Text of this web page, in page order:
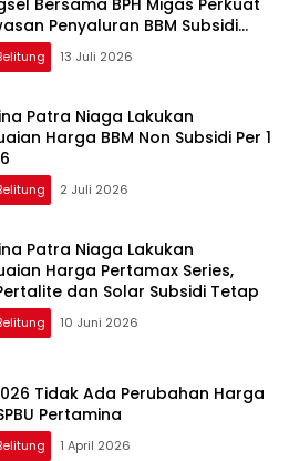
Bersama BPH Migas Perkuat
Penyaluran BBM Subsidi
melalui Aplikasi XSTAR
13 Juli 2026
Patra Niaga Lakukan
Harga BBM Non Subsidi Per 1
2 Juli 2026
Patra Niaga Lakukan
Harga Pertamax Series,
dan Solar Subsidi Tetap
10 Juni 2026
Tidak Ada Perubahan Harga
Pertamina
1 April 2026